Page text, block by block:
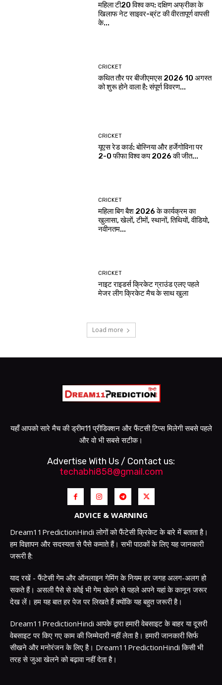
महिला टी20 विश्व कप: दक्षिण अफ्रीका के
खिलाफ नेट साइवर-ब्रंट की वीरतापूर्ण वापसी
के...
CRICKET
कथित तौर पर बीजीएमएस 2026 10 अगस्त
को शुरू होने वाला है: संपूर्ण विवरण...
CRICKET
यूएस रेड कार्ड: बोस्निया और हर्जेगोविना पर
2-0 फीफा विश्व कप 2026 की जीत...
CRICKET
महिला बिग बैश 2026 के कार्यक्रम का
खुलासा, खेलों, टीमों, स्थानों, तिथियों, वीडियो,
नवीनतम...
CRICKET
नाइट राइडर्स क्रिकेट ग्राउंड एलए पहले
मेजर लीग क्रिकेट मैच के साथ खुला
Load more
यहाँ आपको सारे मैच की ड्रीम11 प्रीडिक्शन और फैंटसी टिप्स मिलेगी सबसे पहले
और वो भी सबसे सटीक।
Advertise With Us / Contact us:
techabhi858@gmail.com
ADVICE & WARNING
Dream11PredictionHindi लोगों को फैंटेसी क्रिकेट के बारे में बताता है।
हम विज्ञापन और सदस्यता से पैसे कमाते हैं। सभी पाठकों के लिए यह जानकारी
जरूरी है:
याद रखें - फैंटेसी गेम और ऑनलाइन गेमिंग के नियम हर जगह अलग-अलग हो
सकते हैं। असली पैसे से कोई भी गेम खेलने से पहले अपने यहां के कानून जरूर
देख लें। हम यह बात हर पेज पर लिखते हैं क्योंकि यह बहुत जरूरी है।
Dream11PredictionHindi आपके द्वारा हमारी वेबसाइट के बाहर या दूसरी
वेबसाइट पर किए गए काम की जिम्मेदारी नहीं लेता है। हमारी जानकारी सिर्फ
सीखने और मनोरंजन के लिए है। Dream11PredictionHindi किसी भी
तरह से जुआ खेलने को बढ़ावा नहीं देता है।